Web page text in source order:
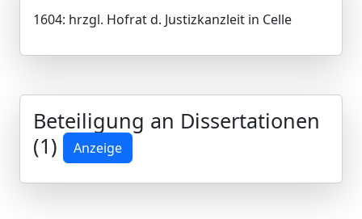
1604: hrzgl. Hofrat d. Justizkanzleit in Celle
Beteiligung an Dissertationen
(1)
Anzeige